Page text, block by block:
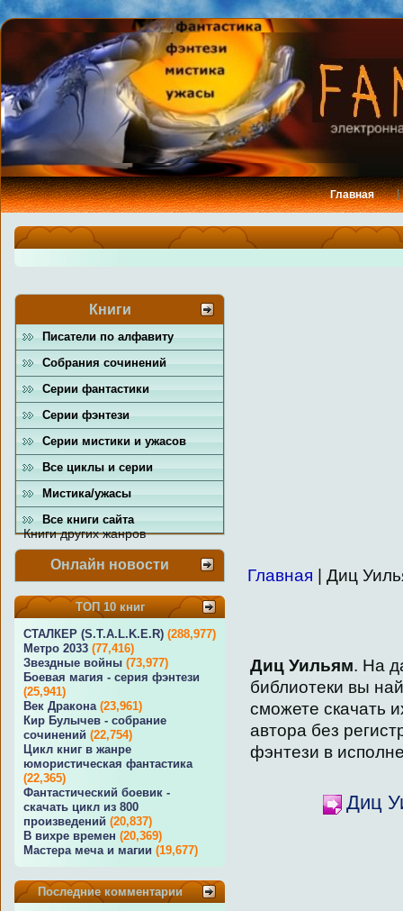
Главная
Книги
Писатели по алфавиту
Собрания сочинений
Серии фантастики
Серии фэнтези
Серии мистики и ужасов
Все циклы и серии
Мистика/ужасы
Все книги сайта
Книги других жанров
Онлайн новости
ТОП 10 книг
СТАЛКЕР (S.T.A.L.K.E.R) (288,977)
Метро 2033 (77,416)
Звездные войны (73,977)
Боевая магия - серия фэнтези
(25,941)
Век Дракона (23,961)
Кир Булычев - собрание
сочинений (22,754)
Цикл книг в жанре
юмористическая фантастика
(22,365)
Фантастический боевик -
скачать цикл из 800
произведений (20,837)
В вихре времен (20,369)
Мастера меча и магии (19,677)
Последние комментарии
Главная | Диц
Диц Уильям. На
библиотеки вы
сможете скачать
автора без
фэнтези в
Диц